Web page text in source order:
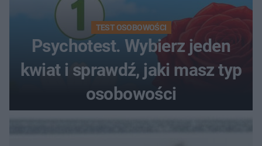
TEST OSOBOWOŚCI
Psychotest. Wybierz jeden
kwiat i sprawdź, jaki masz typ
osobowości